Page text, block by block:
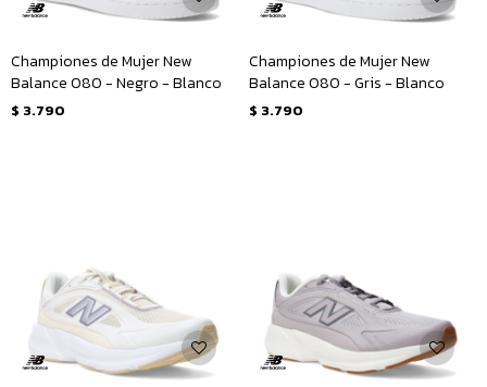
Championes de Mujer New
Balance 080 - Negro - Blanco
$ 3.790
Championes de Mujer New
Balance 080 - Gris - Blanco
$ 3.790